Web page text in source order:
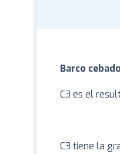
Barco
C3 es el
C3 tiene la